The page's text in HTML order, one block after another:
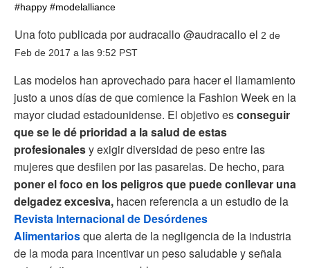
#happy #modelalliance
Una foto publicada por audracallo @audracallo el 2 de
Feb de 2017 a las 9:52 PST
Las modelos han aprovechado para hacer el llamamiento
justo a unos días de que comience la Fashion Week en la
mayor ciudad estadounidense. El objetivo esconseguir
que se le dé prioridad a la salud de estas
profesionalesy exigir diversidad de peso entre las
mujeres que desfilen por las pasarelas. De hecho, para
poner el foco en los peligros que puede conllevar una
delgadez excesiva, hacen referencia a un estudio de la
Revista Internacional de Desórdenes
Alimentariosque alerta de la negligencia de la industria
de la moda para incentivar un peso saludable y señala